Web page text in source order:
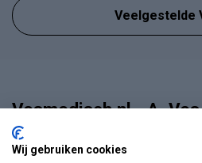
Veelgestelde
Vosmedisch.nl - A.
Medische en Thuiszorg artikelen
Wij gebruiken cookies